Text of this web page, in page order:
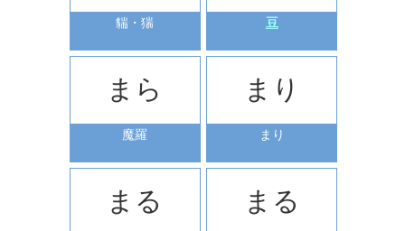
貒・猯 豆
まら
魔羅
まり
まり
まる まる